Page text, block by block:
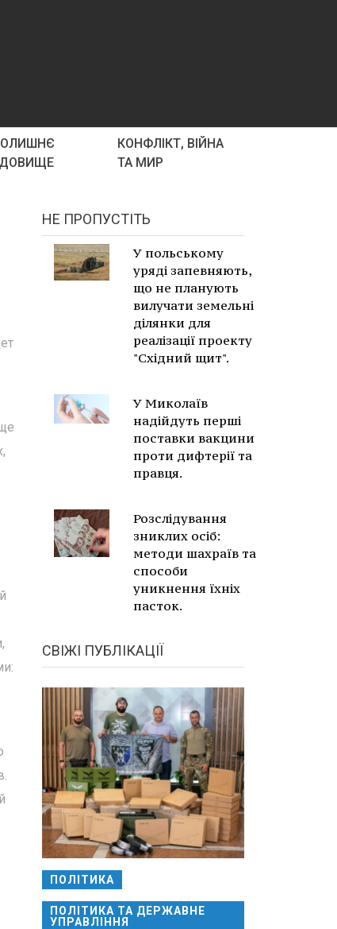
КОНФЛІКТ, ВІЙНА
ТА МИР
НЕ ПРОПУСТІТЬ
У польському
уряді запевняють,
що не планують
вилучати земельні
ділянки для
реалізації проекту
"Східний щит".
У Миколаїв
надійдуть перші
поставки вакцини
проти дифтерії та
правця.
Розслідування
зниклих осіб:
методи шахраїв та
способи
уникнення їхніх
пасток.
СВІЖІ ПУБЛІКАЦІЇ
ПОЛІТИКА
ПОЛІТИКА ТА ДЕРЖАВНЕ
УПРАВЛІННЯ